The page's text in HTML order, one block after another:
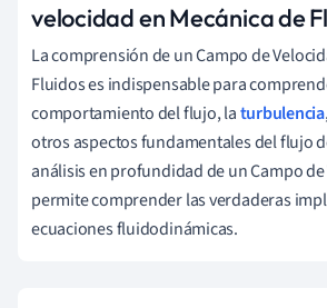
velocidad en Mecánica de
La comprensión de un Campo de
Fluidos es indispensable para
comportamiento del flujo, laturbulencia
otros aspectos fundamentales del flujo
análisis en profundidad de un Campo
permite comprender las verdaderas
ecuaciones fluidodinámicas.